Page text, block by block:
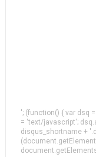
'; (function() { var dsq
= 'text/javascript';
disqus_shortname +